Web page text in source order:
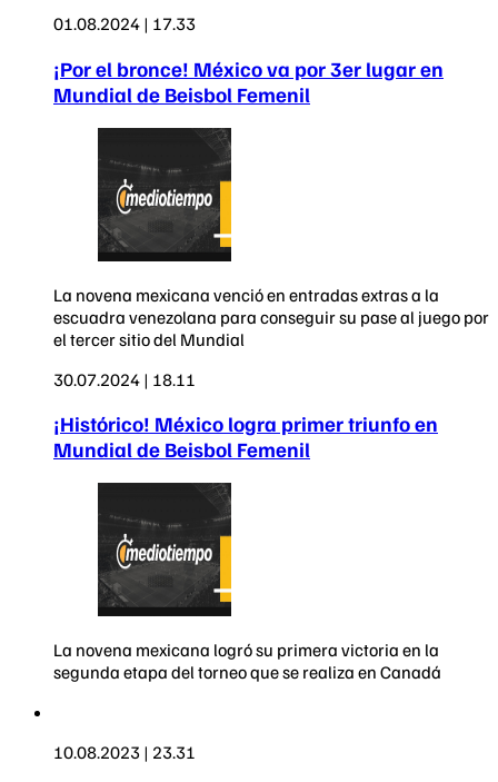
01.08.2024 | 17.33
¡Por el bronce! México va por 3er lugar en
Mundial de Beisbol Femenil
La novena mexicana venció en entradas extras a la
escuadra venezolana para conseguir su pase al juego por
el tercer sitio del Mundial
30.07.2024 | 18.11
¡Histórico! México logra primer triunfo en
Mundial de Beisbol Femenil
La novena mexicana logró su primera victoria en la
segunda etapa del torneo que se realiza en Canadá
10.08.2023 | 23.31